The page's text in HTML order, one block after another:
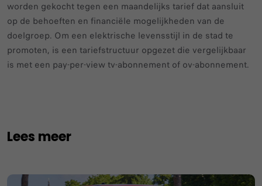
worden gekocht tegen een maandelijks tarief dat aansluit
op de behoeften en financiële mogelijkheden van de
doelgroep. Om een elektrische levensstijl in de stad te
promoten, is een tariefstructuur opgezet die vergelijkbaar
is met een pay-per-view tv-abonnement of ov-abonnement.
Lees meer